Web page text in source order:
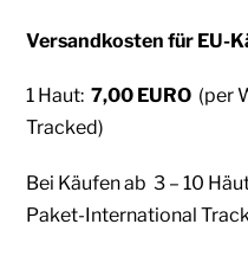
Versandkosten für EU-
1 Haut:7,00 EURO (per
Tracked)
Bei Käufen ab 3 – 10
Paket-International